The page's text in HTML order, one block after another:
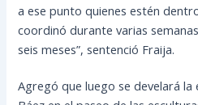
a ese punto quienes estén
coordinó durante varias
seis meses”, sentenció Fraija.
Agregó que luego se develará la